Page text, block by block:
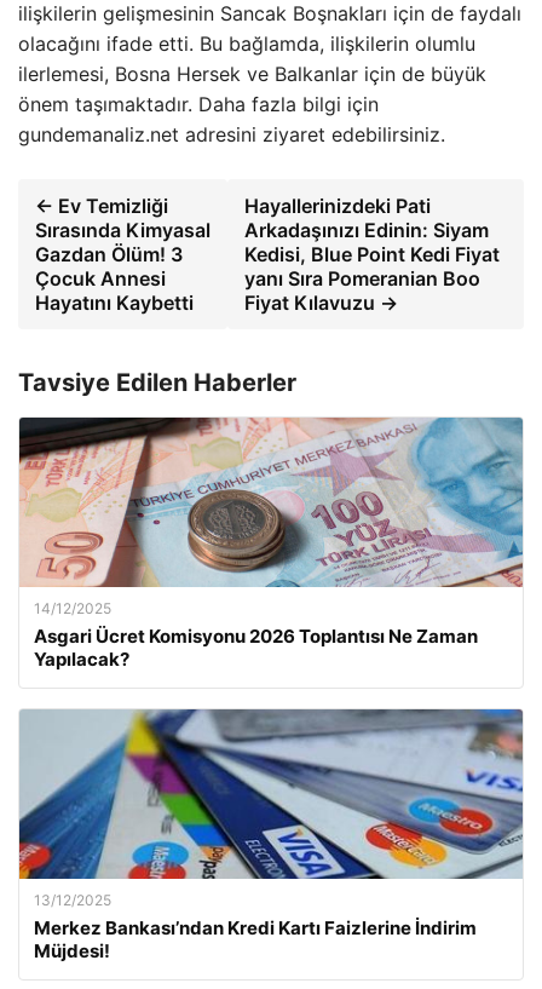
ilişkilerin gelişmesinin Sancak Boşnakları için de faydalı
olacağını ifade etti. Bu bağlamda, ilişkilerin olumlu
ilerlemesi, Bosna Hersek ve Balkanlar için de büyük
önem taşımaktadır. Daha fazla bilgi için
gundemanaliz.net adresini ziyaret edebilirsiniz.
← Ev Temizliği
Sırasında Kimyasal
Gazdan Ölüm! 3
Çocuk Annesi
Hayatını Kaybetti
Hayallerinizdeki Pati
Arkadaşınızı Edinin: Siyam
Kedisi, Blue Point Kedi Fiyat
yanı Sıra Pomeranian Boo
Fiyat Kılavuzu →
Tavsiye Edilen Haberler
14/12/2025
Asgari Ücret Komisyonu 2026 Toplantısı Ne Zaman
Yapılacak?
13/12/2025
Merkez Bankası’ndan Kredi Kartı Faizlerine İndirim
Müjdesi!